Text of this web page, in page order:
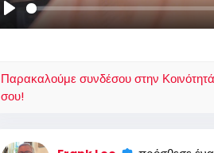
Παίξε
Παρακαλούμε συνδέσου στην Κοινότητά
σου!